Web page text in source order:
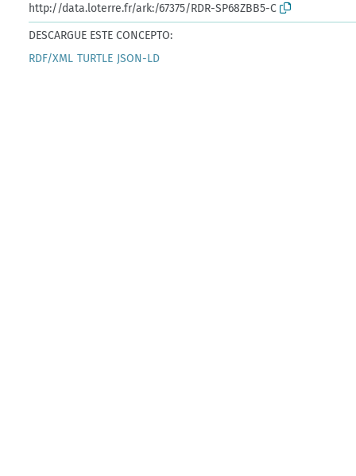
http://data.loterre.fr/ark:/67375/RDR-SP68ZBB5-C
DESCARGUE ESTE CONCEPTO:
RDF/XML TURTLE JSON-LD